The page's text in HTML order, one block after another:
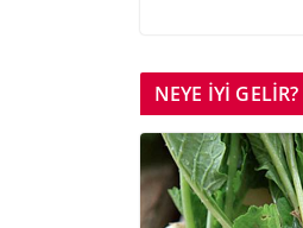
NEYE İYİ GELİR?